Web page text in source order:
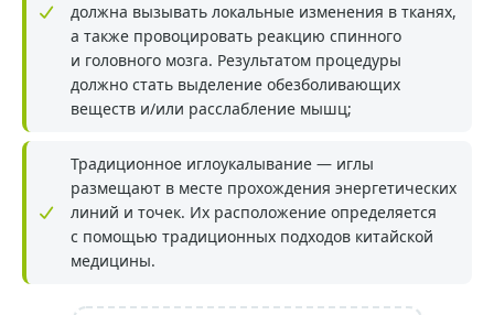
должна вызывать локальные изменения в тканях,
а также провоцировать реакцию спинного
и головного мозга. Результатом процедуры
должно стать выделение обезболивающих
веществ и/или расслабление мышц;
Традиционное иглоукалывание — иглы
размещают в месте прохождения энергетических
линий и точек. Их расположение определяется
с помощью традиционных подходов китайской
медицины.